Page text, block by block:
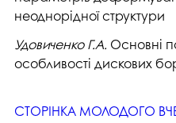
неоднорідної структури
Удовиченко Г.А. Основні
особливості дискових
СТОРІНКА МОЛОДОГО